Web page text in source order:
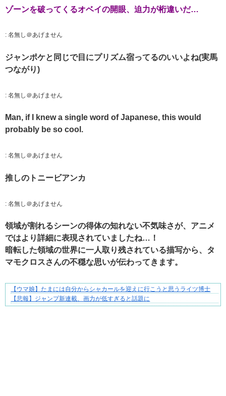
ゾーンを破ってくるオベイの開眼、迫力が桁違いだ…
: 名無し＠あげません
ジャンポケと同じで目にプリズム宿ってるのいいよね(実馬
つながり)
: 名無し＠あげません
Man, if I knew a single word of Japanese, this would
probably be so cool.
: 名無し＠あげません
推しのトニービアンカ
: 名無し＠あげません
領域が割れるシーンの得体の知れない不気味さが、アニメ
ではより詳細に表現されていましたね…！
暗転した領域の世界に一人取り残されている描写から、タ
マモクロスさんの不穏な思いが伝わってきます。
共感必至の“日常修羅場”短編集！
【ウマ娘】たまには自分からシャカールを迎えに行こうと思うライツ博士
【悲報】ジャンプ新連載、画力が低すぎると話題に